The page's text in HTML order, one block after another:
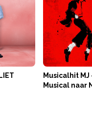
Musicalhit
Musical naar